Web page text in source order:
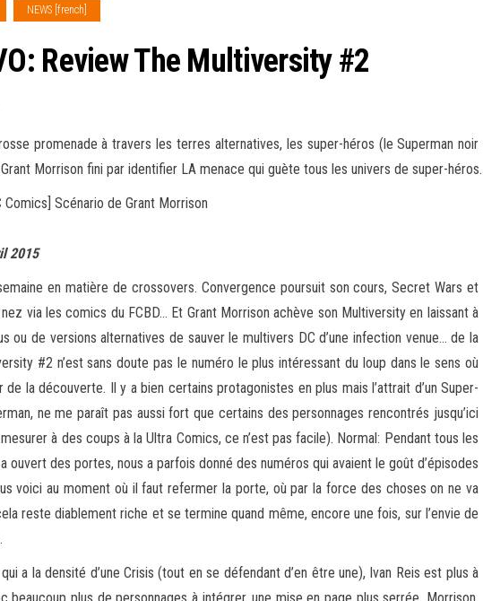
NEWS [french]
Review The Multiversity #2
promenade à travers les terres alternatives, les super-héros (le Superman
Morrison fini par identifier LA menace qui guète tous les univers de super-héros.
Scénario de Grant Morrison
2015
en matière de crossovers. Convergence poursuit son cours, Secret Wars et
via les comics du FCBD… Et Grant Morrison achève son Multiversity en laissant à
ou de versions alternatives de sauver le multivers DC d’une infection venue… de la
#2 n’est sans doute pas le numéro le plus intéressant du loup dans le sens où
de la découverte. Il y a bien certains protagonistes en plus mais l’attrait d’un Super-
ne me paraît pas aussi fort que certains des personnages rencontrés jusqu’ici
à des coups à la Ultra Comics, ce n’est pas facile). Normal: Pendant tous les
ouvert des portes, nous a parfois donné des numéros qui avaient le goût d’épisodes
voici au moment où il faut refermer la porte, où par la force des choses on ne va
reste diablement riche et se termine quand même, encore une fois, sur l’envie de
a la densité d’une Crisis (tout en se défendant d’en être une), Ivan Reis est plus à